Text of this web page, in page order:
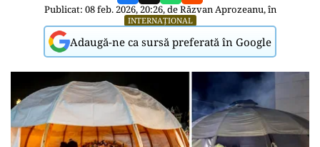
Publicat: 08 feb. 2026, 20:26, deRăzvan Aprozeanu, în
INTERNAȚIONAL
Adaugă-ne ca sursă preferată în Google